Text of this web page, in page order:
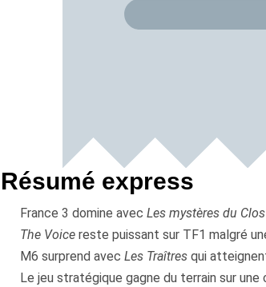
Résumé express
France 3 domine avec Les mystères du
The Voicereste puissant sur TF1 malgré
M6 surprend avec Les Traîtresqui
Le jeu stratégique gagne du terrain sur